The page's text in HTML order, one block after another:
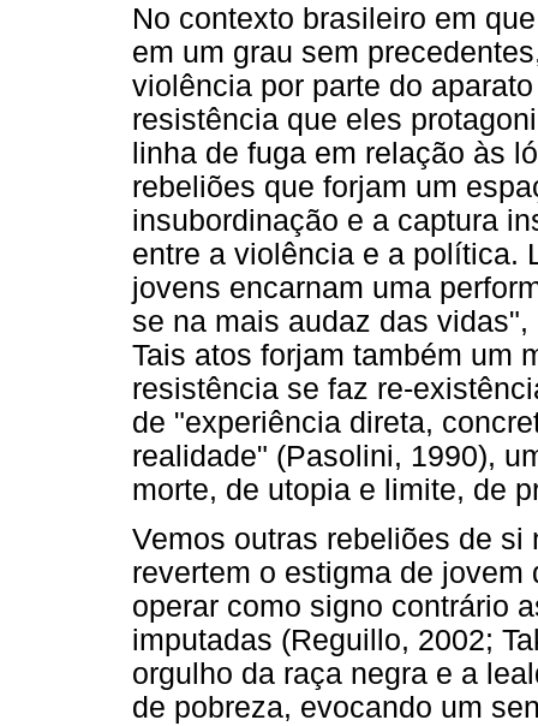
No contexto brasileiro em
em um grau sem
violência por parte do
resistência que eles
linha de fuga em relação às
rebeliões que forjam um
insubordinação e a captura
entre a violência e a política.
jovens encarnam uma
se na mais audaz das
Tais atos forjam também um
resistência se faz re-
de "experiência direta,
realidade" (Pasolini, 1990),
morte, de utopia e limite, de
Vemos outras rebeliões de
revertem o estigma de
operar como signo contrário
imputadas (Reguillo, 2002;
orgulho da raça negra e a
de pobreza, evocando um